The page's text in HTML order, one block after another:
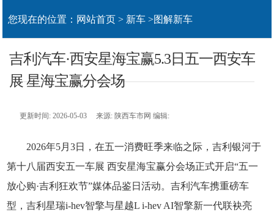
您现在的位置： 网站首页 > 新车 >图解新车
吉利汽车·西安星海宝赢5.3日五一西安车
展 星海宝赢分会场
更新时间: 2026-05-03 来源: 陕西车市网 编辑:
2026年5月3日，在五一消费旺季来临之际，吉利银河于
第十八届西安五一车展 西安星海宝赢分会场正式开启“五一
放心购·吉利狂欢节”媒体品鉴日活动。吉利汽车携重磅车
型，吉利星瑞i-hev智擎与星越L i-hev AI智擎新一代联袂亮